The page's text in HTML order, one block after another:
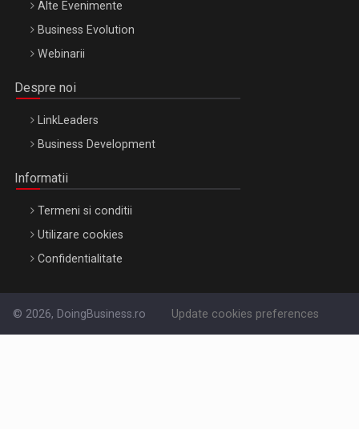
Alte Evenimente
Business Evolution
Webinarii
Despre noi
LinkLeaders
Business Development
Informatii
Termeni si conditii
Utilizare cookies
Confidentialitate
© 2026, DoingBusiness.ro Update cookies preferences